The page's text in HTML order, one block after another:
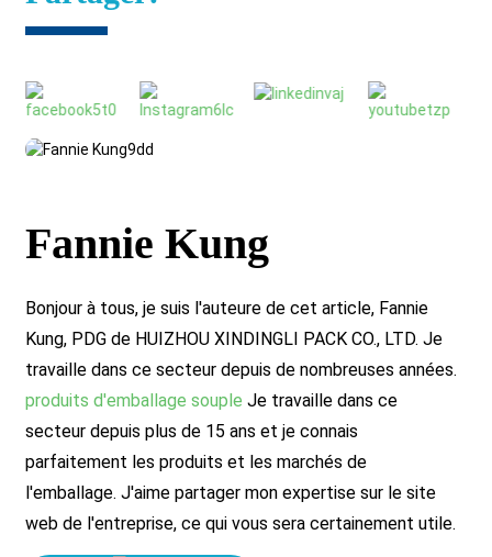
Fannie Kung
Bonjour à tous, je suis l'auteure de cet article, Fannie
Kung, PDG de HUIZHOU XINDINGLI PACK CO., LTD. Je
travaille dans ce secteur depuis de nombreuses années.
produits d'emballage souple Je travaille dans ce
secteur depuis plus de 15 ans et je connais
parfaitement les produits et les marchés de
l'emballage. J'aime partager mon expertise sur le site
web de l'entreprise, ce qui vous sera certainement utile.